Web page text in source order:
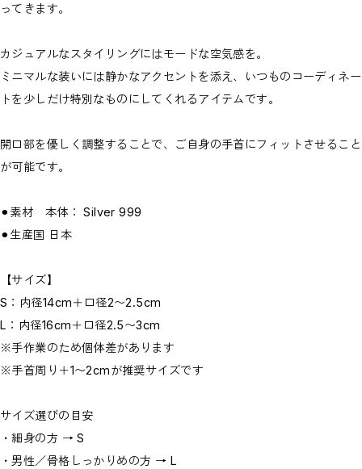
ってきます。
カジュアルなスタイリングにはモードな空気感を。
ミニマルな装いには静かなアクセントを添え、いつものコーディネー
トを少しだけ特別なものにしてくれるアイテムです。
開口部を優しく調整することで、ご自身の手首にフィットさせること
が可能です。
⚫︎素材 本体： Silver 999
⚫︎生産国 日本
【サイズ】
S：内径14cm＋口径2〜2.5cm
L：内径16cm＋口径2.5〜3cm
※手作業のため個体差があります
※手首周り＋1〜2cmが推奨サイズです
サイズ選びの目安
・細身の方 → S
・男性／骨格しっかりめの方 → L